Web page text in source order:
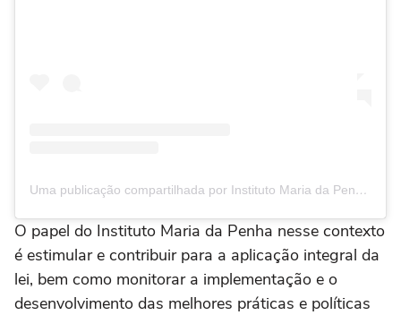
Uma publicação compartilhada por Instituto Maria da Penha - IMP (@institutomariadapenha)
O papel do Instituto Maria da Penha nesse contexto
é estimular e contribuir para a aplicação integral da
lei, bem como monitorar a implementação e o
desenvolvimento das melhores práticas e políticas